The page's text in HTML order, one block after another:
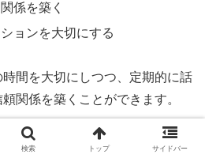
係を築く
ョンを大切にする
間を大切にしつつ、定期的に話
関係を築くことができます。
、健全な支え合いの関係が形成
検索 トップ サイドバー